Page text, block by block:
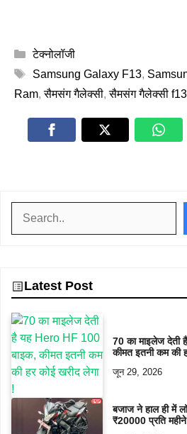
Categories
टेक्नोलॉजी
Tags
Samsung Galaxy F13,
Ram,सैमसंग गैलेक्सी,सैमसंग गैलेक्सी f13
Latest Post
70 का माइलेज देती
कीमत इतनी कम की
जून 29, 2026
बजाज ने हाल ही में
₹20000 प्रति